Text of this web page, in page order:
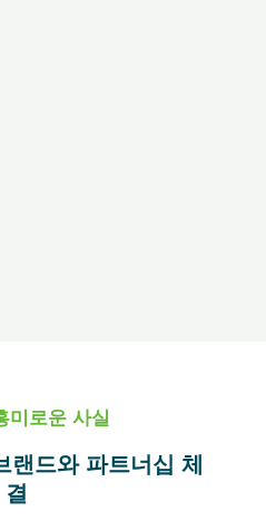
미로운 사실
드와 파트너십 체
결